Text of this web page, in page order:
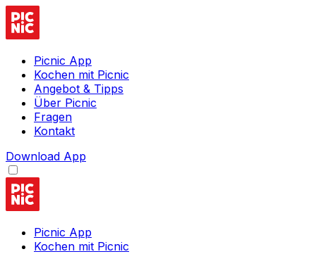
Picnic App
Kochen mit Picnic
Angebot & Tipps
Über Picnic
Fragen
Kontakt
Download App
Picnic App
Kochen mit Picnic